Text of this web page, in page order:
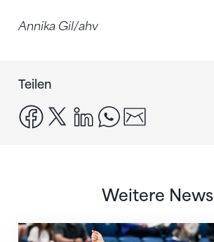
Annika Gil/ahv
Teilen
facebook
x linkedinwhatsapp
Weitere News
Nächster Halt: Weltmeisterschaft